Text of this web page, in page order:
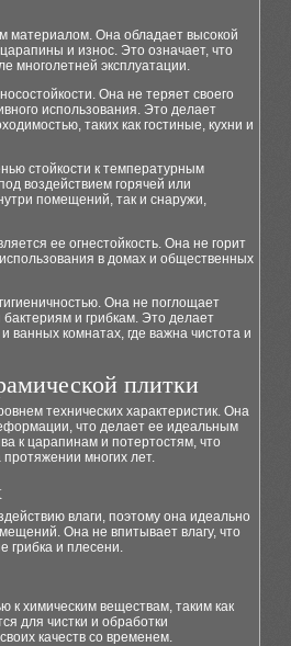
материалом. Она обладает высокой
и износ. Это означает, что
многолетней эксплуатации.
Она не теряет своего
использования. Это делает
таких как гостиные, кухни и
стойкости к температурным
воздействием горячей или
помещений, так и снаружи,
ее огнестойкость. Она не горит
в домах и общественных
Она не поглощает
и грибкам. Это делает
ванных комнатах, где важна чистота и
плитки
технических характеристик. Она
что делает ее идеальным
к царапинам и потертостям, что
многих лет.
влаги, поэтому она идеально
Она не впитывает влагу, что
грибка и плесени.
к химическим веществам, таким как
для чистки и обработки
качеств со временем.